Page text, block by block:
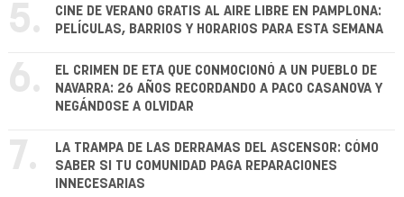
5.
CINE DE VERANO GRATIS AL AIRE LIBRE EN PAMPLONA:
PELÍCULAS, BARRIOS Y HORARIOS PARA ESTA SEMANA
6.
EL CRIMEN DE ETA QUE CONMOCIONÓ A UN PUEBLO DE
NAVARRA: 26 AÑOS RECORDANDO A PACO CASANOVA Y
NEGÁNDOSE A OLVIDAR
7.
LA TRAMPA DE LAS DERRAMAS DEL ASCENSOR: CÓMO
SABER SI TU COMUNIDAD PAGA REPARACIONES
INNECESARIAS